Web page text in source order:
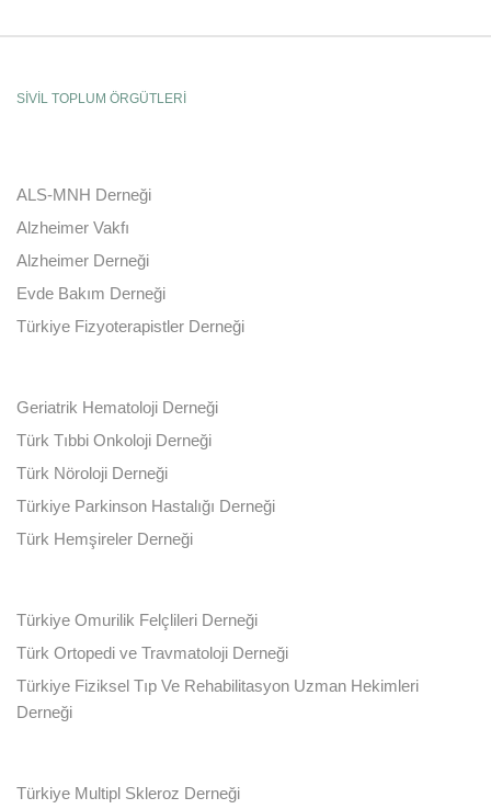
SİVİL TOPLUM ÖRGÜTLERİ
ALS-MNH Derneği
Alzheimer Vakfı
Alzheimer Derneği
Evde Bakım Derneği
Türkiye Fizyoterapistler Derneği
Geriatrik Hematoloji Derneği
Türk Tıbbi Onkoloji Derneği
Türk Nöroloji Derneği
Türkiye Parkinson Hastalığı Derneği
Türk Hemşireler Derneği
Türkiye Omurilik Felçlileri Derneği
Türk Ortopedi ve Travmatoloji Derneği
Türkiye Fiziksel Tıp Ve Rehabilitasyon Uzman Hekimleri
Derneği
Türkiye Multipl Skleroz Derneği